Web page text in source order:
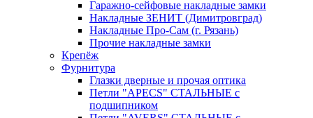
Гаражно-сейфовые накладные замки
Накладные ЗЕНИТ (Димитровград)
Накладные Про-Сам (г. Рязань)
Прочие накладные замки
Крепёж
Фурнитура
Глазки дверные и прочая оптика
Петли "APECS" СТАЛЬНЫЕ с
подшипником